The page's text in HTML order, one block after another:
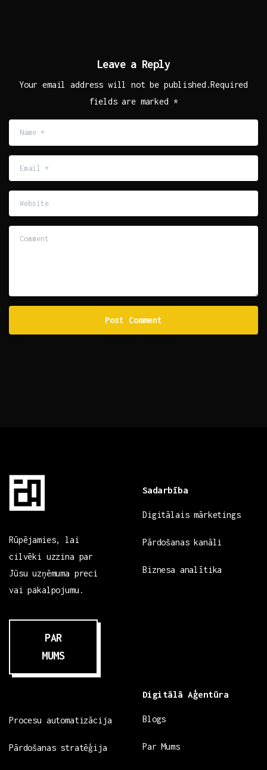
Leave a Reply
Your email address will not be published.Required
fields are marked *
*
Website
Rūpējamies, lai
cilvēki uzzina par
Jūsu uzņēmuma preci
vai pakalpojumu.
PAR
MUMS
Sadarbība
Digitālais mārketings
Pārdošanas kanāli
Biznesa analītika
Procesu automatizācija
Pārdošanas stratēģija
Digitālā Aģentūra
Blogs
Par Mums